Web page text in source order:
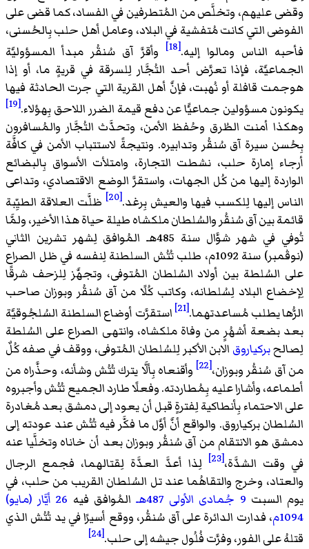
وقضى عليهم، وتخلَّص من المُتطرفين في الفساد، كما قضى على
الفوضى التي كانت مُتفشية في البلاد، وعامل أهل حلب بِالحُسنى،
فأحبه الناس ومالوا إليه.[18]
وأقرَّ آق سُنقُر مبدأ المسؤوليَّة
الجماعيَّة، فإذا تعرَّض أحد التُجَّار لِلسرقة في قريةٍ ما، أو إذا
هوجمت قافلة أو نُهبت، فإنَّ أهل القرية التي جرت الحادثة فيها
يكونون مسؤولين جماعيًّا عن دفع قيمة الضرر اللاحق بِهؤلاء.[19]
وهكذا أمنت الطُرق وحُفظ الأمن، وتحدَّث التُجَّار والمُسافرون
بِحُسن سيرة آق سُنقُر وتدابيره. ونتيجةً لاستتباب الأمن في كافَّة
أرجاء إمارة حلب، نشطت التجارة، وامتلأت الأسواق بِالبضائع
الواردة إليها من كُل الجهات، واستقرَّ الوضع الاقتصادي، وتداعى
الناس إليها لِلكسب فيها والعيش بِرغد.[20]
ظلَّت العلاقة الطيِّبة
قائمة بين آق سُنقُر والسُلطان ملكشاه طيلة حياة هذا الأخير، ولمَّا
تُوفي في شهر شوَّال سنة 485هـ المُوافق لِشهر تشرين الثاني
(نوڤمبر) سنة 1092م، طلب تُتُش السلطنة لِنفسه في ظل الصراع
على السُلطة بين أولاد السُلطان المُتوفى، وتجهَّز لِلزحف شرقًا
لِإخضاع البلاد لِسُلطانه، وكاتب كُلًا من آق سُنقُر وبوزان صاحب
الرُّها يطلب مُساعدتهما.[21]
استقرَّت أوضاع السلطنة السُلجُوقيَّة
بعد بضعة أشهُرٍ من وفاة ملكشاه، وانتهى الصراع على السُلطة
لِصالحبركياروق الابن الأكبر لِلسُلطان المُتوفى، ووقف في صفه كُلٌ
من آق سُنقُر وبوزان،[22]
وأقنعاه بِألَّا يترك تُتُش وشأنه، وحذَّراه من
أطماعه، وأشارا عليه بِمُطاردته. وفعلًا طارد الجميع تُتُش وأجبروه
على الاحتماء بِأنطاكية لِفترةٍ قبل أن يعود إلى دمشق بعد مُغادرة
السُلطان بركياروق. والواقع أنَّ أوَّل ما فكَّر فيه تُتُش عند عودته إلى
دمشق هو الانتقام من آق سُنقُر وبوزان بعد أن خاناه وتخلَّيا عنه
في وقت الشدَّة،[23]
لِذا أعدَّ العدَّة لِقتالهما، فجمع الرجال
والعتاد، وخرج والتقاهُما عند تل السُلطان القريب من حلب، في
يوم السبت 9 جُمادى الأولى 487هـ المُوافق فيه 26 أيَّار (مايو)
1094م ، فدارت الدائرة على آق سُنقُر، ووقع أسيرًا في يد تُتُش الذي
قتلهُ على الفور، وفرَّت فُلُول جيشه إلى حلب.[24]